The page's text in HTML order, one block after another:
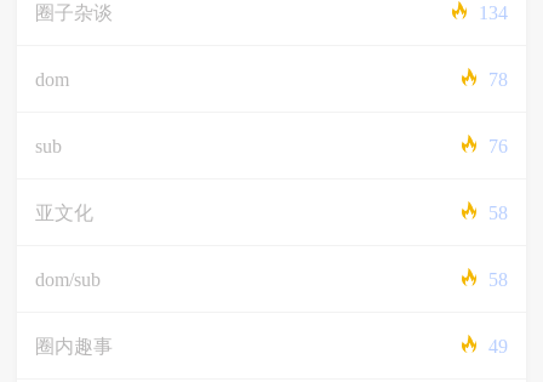
圈子杂谈 134
dom 78
sub 76
亚文化 58
dom/sub 58
圈内趣事 49